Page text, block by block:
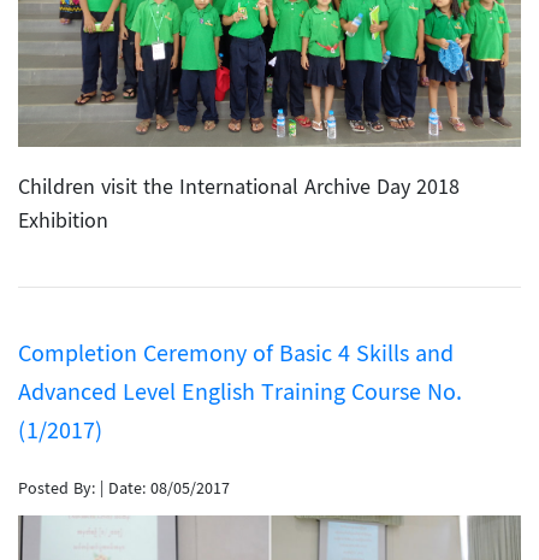
Children visit the International Archive Day 2018
Exhibition
Completion Ceremony of Basic 4 Skills and
Advanced Level English Training Course No.
(1/2017)
Posted By: | Date: 08/05/2017